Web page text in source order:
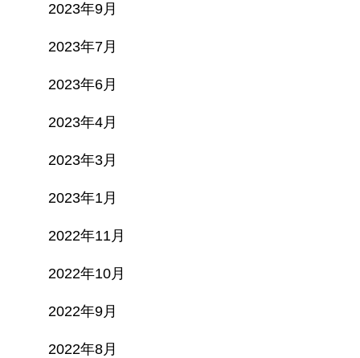
2023年9月
2023年7月
2023年6月
2023年4月
2023年3月
2023年1月
2022年11月
2022年10月
2022年9月
2022年8月